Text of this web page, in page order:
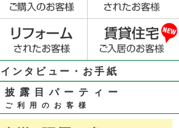
ンタビュー・お手紙
披露目パーティー
ご利用のお客様